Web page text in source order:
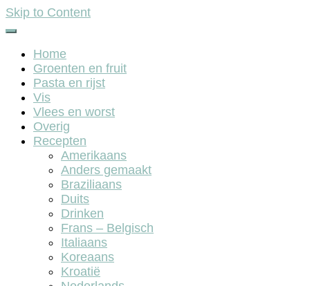
Skip to Content
Home
Groenten en fruit
Pasta en rijst
Vis
Vlees en worst
Overig
Recepten
Amerikaans
Anders gemaakt
Braziliaans
Duits
Drinken
Frans – Belgisch
Italiaans
Koreaans
Kroatië